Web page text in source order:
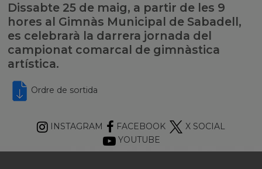
Dissabte 25 de maig, a partir de les 9
hores al Gimnàs Municipal de Sabadell,
es celebrarà la darrera jornada del
campionat comarcal de gimnàstica
artística.
Ordre de sortida
INSTAGRAM FACEBOOK
X SOCIAL
YOUTUBE